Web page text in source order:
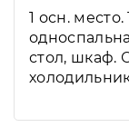
1 осн.
стол, шкаф.